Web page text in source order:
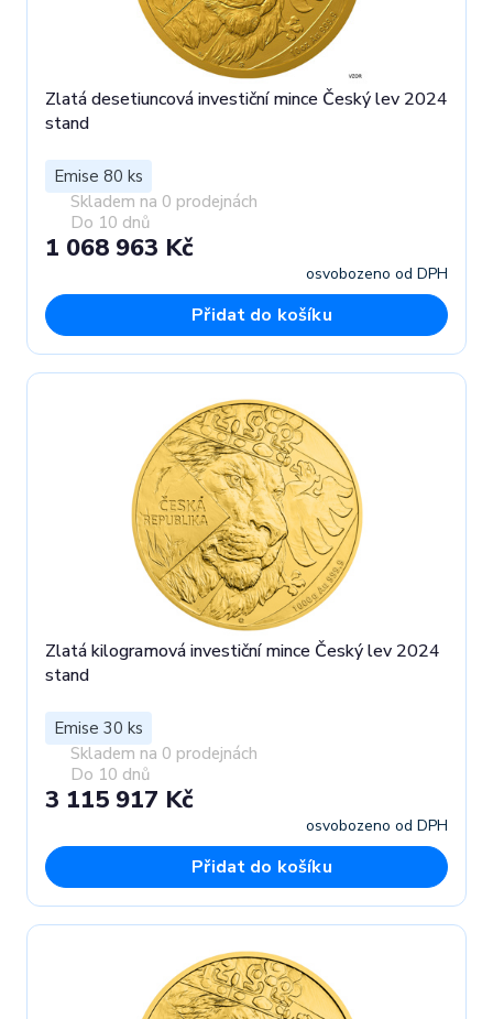
Zlatá desetiuncová investiční mince Český lev 2024
stand
Emise 80 ks
Skladem na 0 prodejnách
Do 10 dnů
1 068 963 Kč
osvobozeno od DPH
Přidat do košíku
Zlatá kilogramová investiční mince Český lev 2024
stand
Emise 30 ks
Skladem na 0 prodejnách
Do 10 dnů
3 115 917 Kč
osvobozeno od DPH
Přidat do košíku